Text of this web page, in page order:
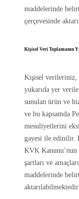
maddelerinde
çerçevesinde
Kişisel Veri Toplamanın
Kişisel verileriniz,
yukarıda yer
sunulan ürün ve
ve bu kapsamda
mesuliyetlerini
gayesi ile edinilir.
KVK
şartları ve
maddelerinde
aktarılabilmektedir.